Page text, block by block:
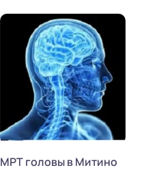
МРТ головы в Митино